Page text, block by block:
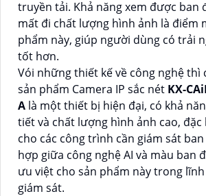
truyền tải. Khả năng xem được ban
mất đi chất lượng hình ảnh là điểm
phẩm này, giúp người dùng có trải
tốt hơn.
Vói những thiết kế về công nghệ thì
sản phẩm Camera IP sắc nét KX-
A là một thiết bị hiện đại, có khả
tiết và chất lượng hình ảnh cao,
cho các công trình cần giám sát
hợp giữa công nghệ AI và màu ban
ưu việt cho sản phẩm này trong
giám sát.